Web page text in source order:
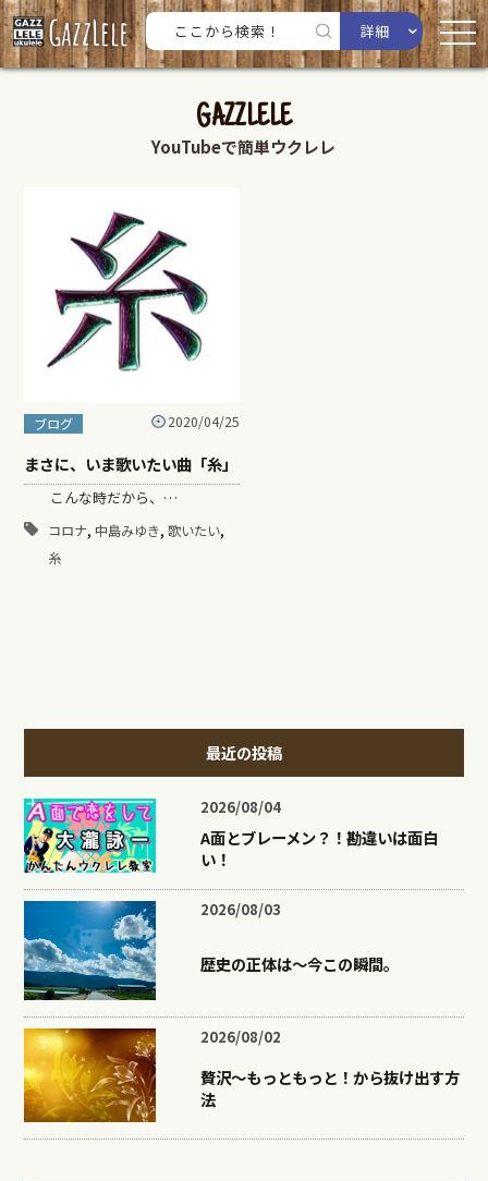
詳細
GAZZLELE
YouTubeで簡単ウクレレ
ブログ 2020/04/25
まさに、いま歌いたい曲「糸」
こんな時だから、…
コロナ, 中島みゆき, 歌いたい,
糸
最近の投稿
2026/08/04
A面とブレーメン？！勘違いは面白
い！
2026/08/03
歴史の正体は〜今この瞬間。
2026/08/02
贅沢〜もっともっと！から抜け出す方
法